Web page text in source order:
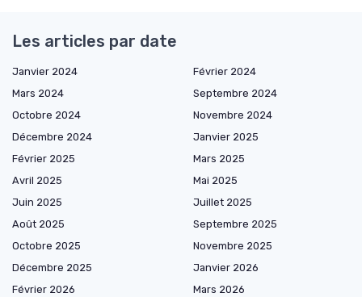
Les articles par date
Janvier 2024
Février 2024
Mars 2024
Septembre 2024
Octobre 2024
Novembre 2024
Décembre 2024
Janvier 2025
Février 2025
Mars 2025
Avril 2025
Mai 2025
Juin 2025
Juillet 2025
Août 2025
Septembre 2025
Octobre 2025
Novembre 2025
Décembre 2025
Janvier 2026
Février 2026
Mars 2026